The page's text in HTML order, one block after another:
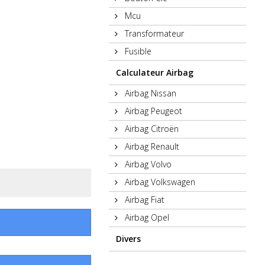
Mcu
Transformateur
Fusible
Calculateur Airbag
Airbag Nissan
Airbag Peugeot
Airbag Citroën
Airbag Renault
Airbag Volvo
Airbag Volkswagen
Airbag Fiat
Airbag Opel
Divers